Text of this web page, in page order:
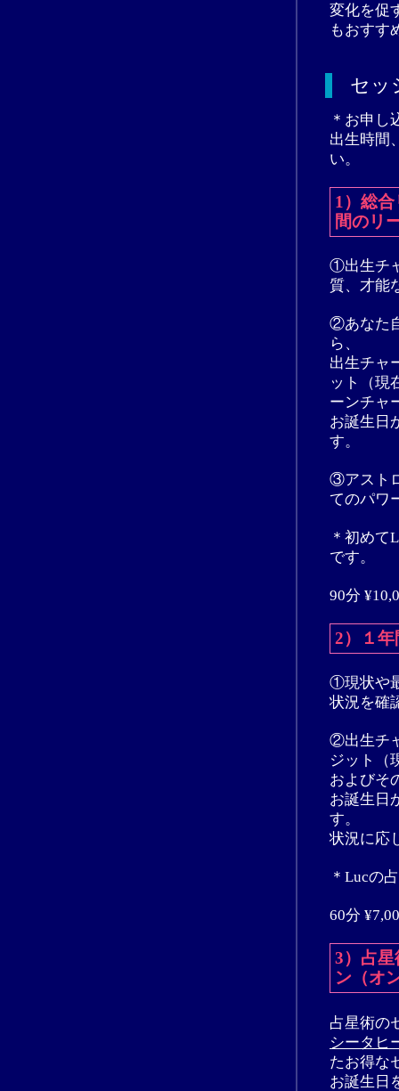
変化を促
もおすす
セッ
＊お申し
出生時間
い。
1）総
間のリ
①出生チ
質、才能
②あなた
ら、
出生チャ
ット（現
ーンチャ
お誕生日
す。
③アスト
てのパワ
＊初めて
です。
90分
2）１
①現状や
状況を確
②出生チ
ジット（
およびそ
お誕生日
す。
状況に応
＊Lucの
60分
3）占
ン（オ
占星術の
シータヒ
たお得な
お誕生日